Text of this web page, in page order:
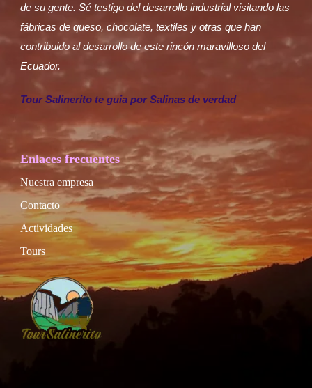
de su gente. Sé testigo del desarrollo industrial visitando las
fábricas de queso, chocolate, textiles y otras que han
contribuido al desarrollo de este rincón maravilloso del
Ecuador.
Tour Salinerito te guia por Salinas de verdad
Enlaces frecuentes
Nuestra empresa
Contacto
Actividades
Tours